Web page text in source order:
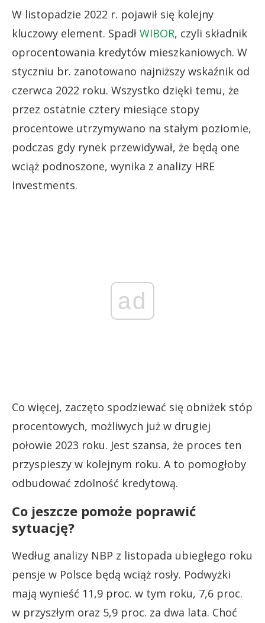
W listopadzie 2022 r. pojawił się kolejny
kluczowy element. Spadł WIBOR, czyli składnik
oprocentowania kredytów mieszkaniowych. W
styczniu br. zanotowano najniższy wskaźnik od
czerwca 2022 roku. Wszystko dzięki temu, że
przez ostatnie cztery miesiące stopy
procentowe utrzymywano na stałym poziomie,
podczas gdy rynek przewidywał, że będą one
wciąż podnoszone, wynika z analizy HRE
Investments.
ad
Co więcej, zaczęto spodziewać się obniżek stóp
procentowych, możliwych już w drugiej
połowie 2023 roku. Jest szansa, że proces ten
przyspieszy w kolejnym roku. A to pomogłoby
odbudować zdolność kredytową.
Co jeszcze pomoże poprawić
sytuację?
Według analizy NBP z listopada ubiegłego roku
pensje w Polsce będą wciąż rosły. Podwyżki
mają wynieść 11,9 proc. w tym roku, 7,6 proc.
w przyszłym oraz 5,9 proc. za dwa lata. Choć